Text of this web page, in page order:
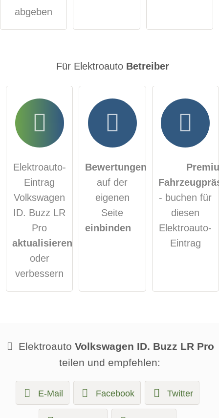
abgeben
Für Elektroauto Betreiber
Elektroauto-
Eintrag
Volkswagen
ID. Buzz LR
Pro
aktualisieren
oder
verbessern
Bewertungen
auf der
eigenen
Seite
einbinden
- buchen für
diesen
Elektroauto-
Eintrag
ElektroautoVolkswagen ID. Buzz LR Pro
teilen und empfehlen:
E-Mail Facebook Twitter